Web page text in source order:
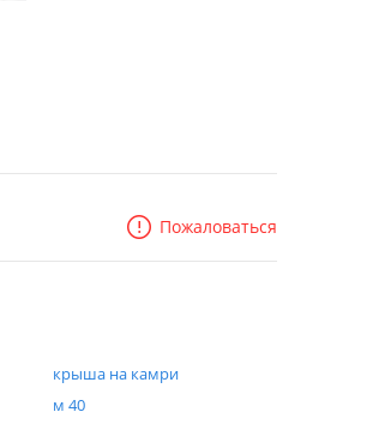
Пожаловаться
крыша на камри
м 40